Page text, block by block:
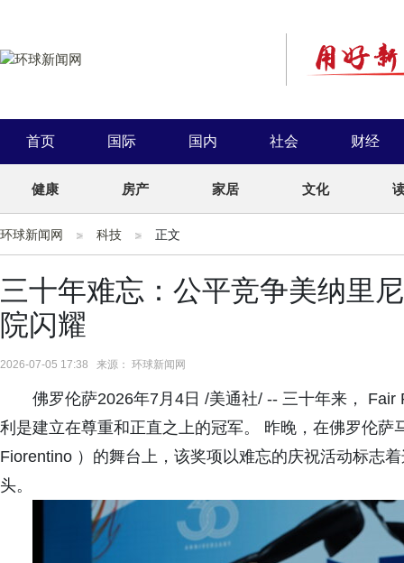
首页 国际 国内 社会 财经
健康 房产 家居 文化
环球新闻网 科技 正文
三十年难忘：公平竞争美纳里
院闪耀
2026-07-05 17:38 来源： 环球新闻网
佛罗伦萨2026年7月4日 /美通社/ -- 三十年来，
利是建立在尊重和正直之上的冠军。 昨晚，在佛罗伦
Fiorentino ）的舞台上，该奖项以难忘的庆祝活动标志
头。